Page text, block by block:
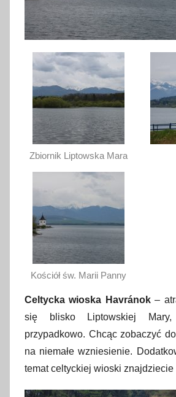
Zbiornik Liptowska Mara
Kościół św. Marii Panny
Celtycka wioska Havránok–
się blisko Liptowskiej
przypadkowo. Chcąc zobaczyć
na niemałe wzniesienie.
temat celtyckiej wioski znajdziecie